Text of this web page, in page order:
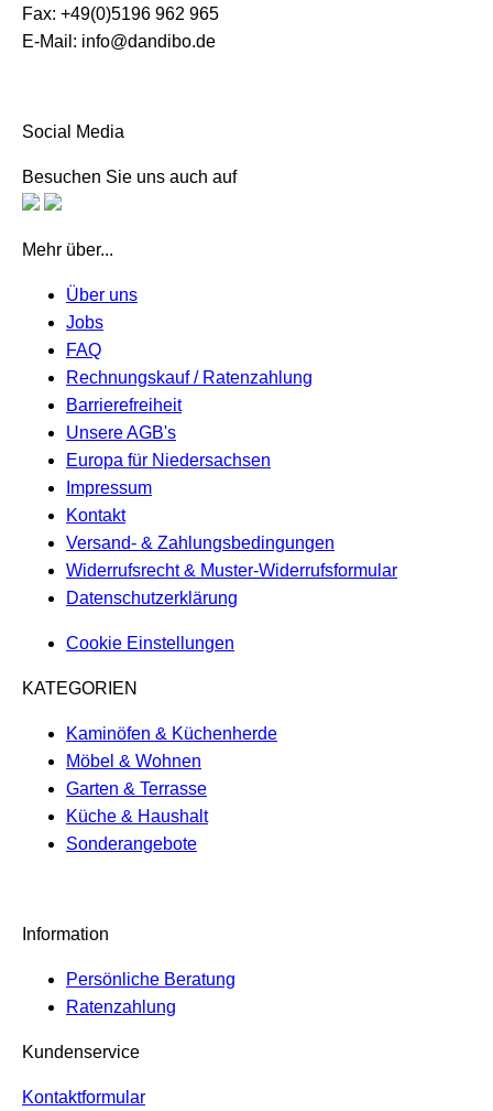
Fax: +49(0)5196 962 965
E-Mail: info@dandibo.de
Social Media
Besuchen Sie uns auch auf
Mehr über...
Über uns
Jobs
FAQ
Rechnungskauf / Ratenzahlung
Barrierefreiheit
Unsere AGB's
Europa für Niedersachsen
Impressum
Kontakt
Versand- & Zahlungsbedingungen
Widerrufsrecht & Muster-Widerrufsformular
Datenschutzerklärung
Cookie Einstellungen
KATEGORIEN
Kaminöfen & Küchenherde
Möbel & Wohnen
Garten & Terrasse
Küche & Haushalt
Sonderangebote
Information
Persönliche Beratung
Ratenzahlung
Kundenservice
Kontaktformular